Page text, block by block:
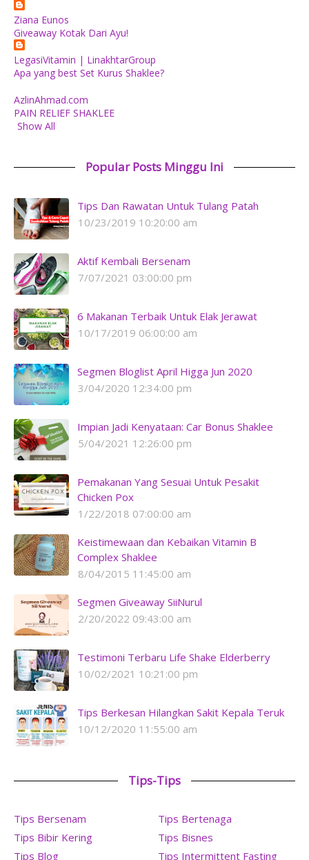
Ziana Eunos
Giveaway Kotak Dari Ayu!
LegasiVitamin | LinakhtarGroup
Apa yang best Set Kurus Shaklee?
AzlinAhmad.com
PAIN RELIEF SHAKLEE
Show All
Popular Posts Minggu Ini
Tips Dan Rawatan Untuk Tulang Patah
10/23/2019 10:20:00 am
Aktif Kembali Bersenam
7/07/2021 03:00:00 pm
6 Makanan Terbaik Untuk Elak Jerawat
10/17/2019 06:00:00 am
Segmen Bloglist April Higga Jun 2020
3/04/2020 12:34:00 pm
Impian Jadi Kenyataan: Car Bonus Shaklee
5/04/2021 12:26:00 pm
Pemakanan Yang Sesuai Untuk Pesakit
Chicken Pox
1/22/2018 07:00:00 am
Keistimewaan dan Kebaikan Vitamin B
Complex Shaklee
8/04/2015 11:45:00 am
Segmen Giveaway SiiNurul
2/20/2022 09:43:00 am
Testimoni Terbaru Life Shake Elderberry
10/02/2021 10:21:00 pm
Tips Berkesan Hilangkan Sakit Kepala Teruk
10/12/2020 11:55:00 am
Tips-Tips
Tips Bersenam
Tips Bertenaga
Tips Bibir Kering
Tips Bisnes
Tips Blog
Tips Intermittent Fasting